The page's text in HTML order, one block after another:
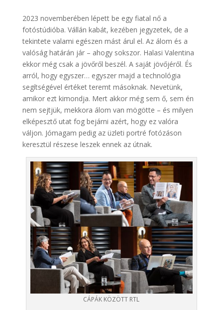
2023 novemberében lépett be egy fiatal nő a
fotóstúdióba. Vállán kabát, kezében jegyzetek, de a
tekintete valami egészen mást árul el. Az álom és a
valóság határán jár – ahogy sokszor. Halasi Valentina
ekkor még csak a jövőről beszél. A saját jövőjéről. És
arról, hogy egyszer… egyszer majd a technológia
segítségével értéket teremt másoknak. Nevetünk,
amikor ezt kimondja. Mert akkor még sem ő, sem én
nem sejtjük, mekkora álom van mögötte – és milyen
elképesztő utat fog bejárni azért, hogy ez valóra
váljon. Jómagam pedig az üzleti portré fotózáson
keresztül részese leszek ennek az útnak.
CÁPÁK KÖZÖTT RTL